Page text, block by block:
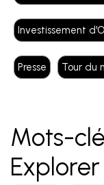
Investissement
Presse Tour du
Mots-